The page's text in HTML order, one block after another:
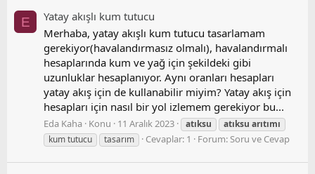
E
Yatay akışlı kum tutucu
Merhaba, yatay akışlı kum tutucu tasarlamam
gerekiyor(havalandırmasız olmalı), havalandırmalı
hesaplarında kum ve yağ için şekildeki gibi
uzunluklar hesaplanıyor. Aynı oranları hesapları
yatay akış için de kullanabilir miyim? Yatay akış için
hesapları için nasıl bir yol izlemem gerekiyor bu...
Eda Kaha Konu 11 Aralık 2023 atıksu atıksu arıtımı
kum tutucu
tasarım Cevaplar: 1 Forum:Soru ve Cevap